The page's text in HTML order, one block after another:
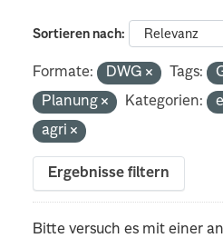
Sortieren nach
Formate: DWG Tags:
Planung
Kategorien:
agri
Ergebnisse filtern
Bitte versuch es mit einer